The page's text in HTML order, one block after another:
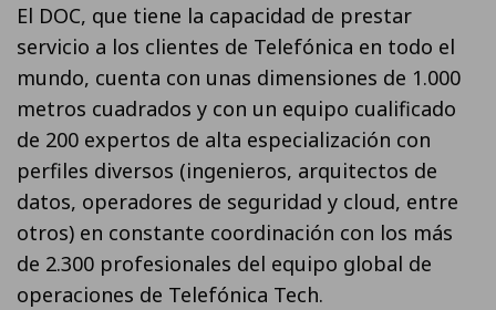
El DOC, que tiene la capacidad de prestar
servicio a los clientes de Telefónica en todo el
mundo, cuenta con unas dimensiones de 1.000
metros cuadrados y con un equipo cualificado
de 200 expertos de alta especialización con
perfiles diversos (ingenieros, arquitectos de
datos, operadores de seguridad y cloud, entre
otros) en constante coordinación con los más
de 2.300 profesionales del equipo global de
operaciones de Telefónica Tech.